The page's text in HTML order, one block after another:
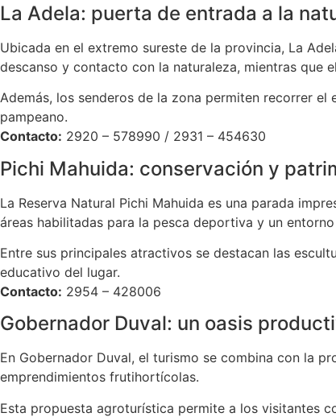
La Adela: puerta de entrada a la
Ubicada en el extremo sureste de la provincia, La
descanso y contacto con la naturaleza, mientras que
Además, los senderos de la zona permiten recorrer
pampeano.
Contacto: 2920 – 578990 / 2931 – 454630
Pichi Mahuida: conservación y
La Reserva Natural Pichi Mahuida es una parada
áreas habilitadas para la pesca deportiva y un
Entre sus principales atractivos se destacan las
educativo del lugar.
Contacto: 2954 – 428006
Gobernador Duval: un oasis
En Gobernador Duval, el turismo se combina con la
emprendimientos frutihortícolas.
Esta propuesta agroturística permite a los visitantes